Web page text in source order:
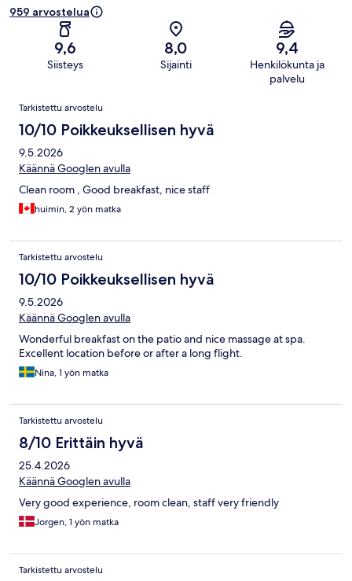
959 arvostelua
9,6
Siisteys
8,0
Sijainti
9,4
Henkilökunta ja
palvelu
Arvostelut
Tarkistettu arvostelu
10/10 Poikkeuksellisen hyvä
9.5.2026
Käännä Googlen avulla
Clean room , Good breakfast, nice staff
huimin, 2 yön matka
Tarkistettu arvostelu
10/10 Poikkeuksellisen hyvä
9.5.2026
Käännä Googlen avulla
Wonderful breakfast on the patio and nice massage at spa.
Excellent location before or after a long flight.
Nina, 1 yön matka
Tarkistettu arvostelu
8/10 Erittäin hyvä
25.4.2026
Käännä Googlen avulla
Very good experience, room clean, staff very friendly
Jorgen, 1 yön matka
Tarkistettu arvostelu